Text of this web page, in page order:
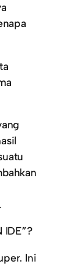
IDE”?
Ini